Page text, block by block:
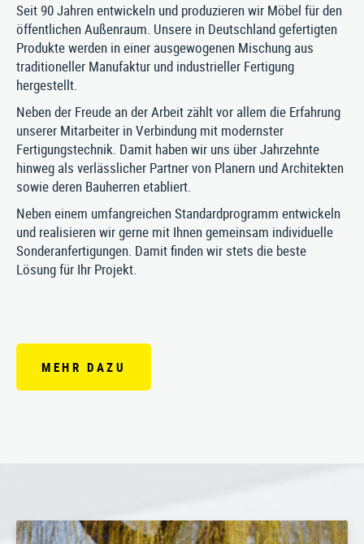
Seit 90 Jahren entwickeln und produzieren wir Möbel für den
öffentlichen Außenraum. Unsere in Deutschland gefertigten
Produkte werden in einer ausgewogenen Mischung aus
traditioneller Manufaktur und industrieller Fertigung
hergestellt.
Neben der Freude an der Arbeit zählt vor allem die Erfahrung
unserer Mitarbeiter in Verbindung mit modernster
Fertigungstechnik. Damit haben wir uns über Jahrzehnte
hinweg als verlässlicher Partner von Planern und Architekten
sowie deren Bauherren etabliert.
Neben einem umfangreichen Standardprogramm entwickeln
und realisieren wir gerne mit Ihnen gemeinsam individuelle
Sonderanfertigungen. Damit finden wir stets die beste
Lösung für Ihr Projekt.
MEHR DAZU